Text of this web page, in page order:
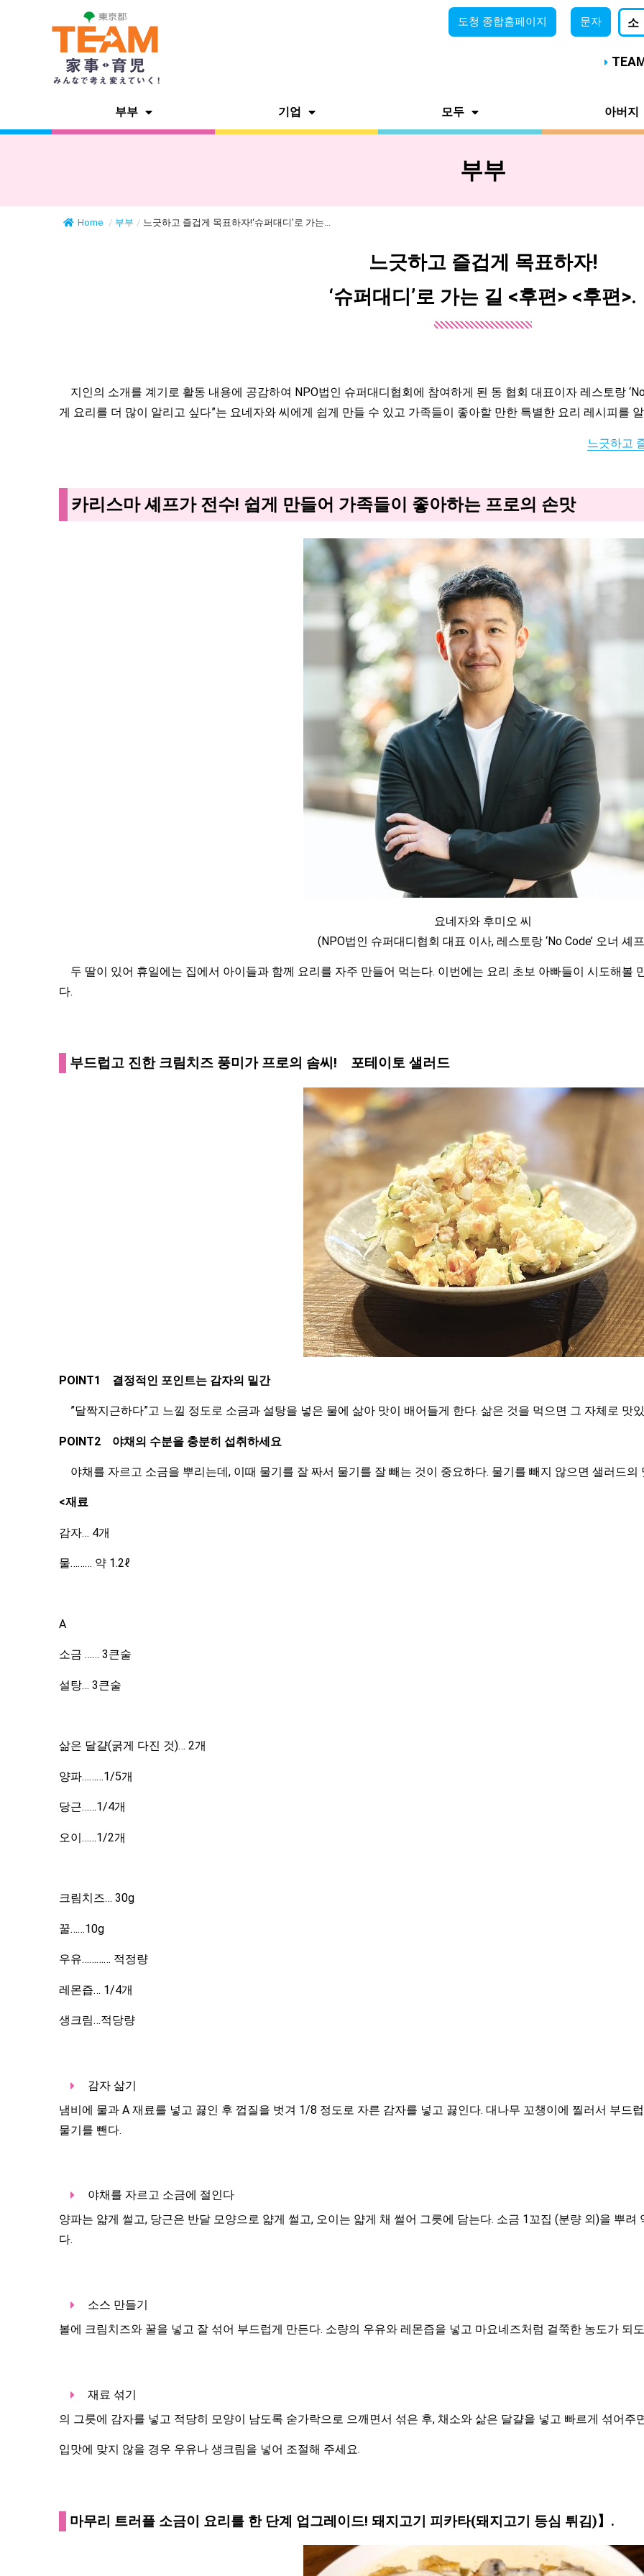
도청 종합홈페이지 문자 소
부부 기업 모두 아버지
부부
Home / 부부 / 느긋하고 즐겁게 목표하자!‘슈퍼대디’로 가는...
느긋하고 즐겁게 목표하자!
‘슈퍼대디’로 가는 길 <후편> <후편>.
지인의 소개를 계기로 활동 내용에 공감하여 NPO법인 슈퍼대디협회에 참여하게 된 동 협회 대표이자 레스토랑
게 요리를 더 많이 알리고 싶다”는 요네자와 씨에게 쉽게 만들 수 있고 가족들이 좋아할 만한 특별한 요리 레시피를
느긋하고
카리스마 셰프가 전수! 쉽게 만들어 가족들이 좋아하는 프로의 손맛
요네자와 후미오 씨
(NPO법인 슈퍼대디협회 대표 이사, 레스토랑 ‘No Code’ 오너 셰
두 딸이 있어 휴일에는 집에서 아이들과 함께 요리를 자주 만들어 먹는다. 이번에는 요리 초보 아빠들이 시도해볼
다.
부드럽고 진한 크림치즈 풍미가 프로의 솜씨! 포테이토 샐러드
POINT1 결정적인 포인트는 감자의 밑간
”달짝지근하다”고 느낄 정도로 소금과 설탕을 넣은 물에 삶아 맛이 배어들게 한다. 삶은 것을 먹으면 그 자체로 맛
POINT2 야채의 수분을 충분히 섭취하세요
야채를 자르고 소금을 뿌리는데, 이때 물기를 잘 짜서 물기를 잘 빼는 것이 중요하다. 물기를 빼지 않으면 샐러드의
<재료
감자… 4개
물……… 약 1.2ℓ
A
소금 …… 3큰술
설탕… 3큰술
삶은 달걀(굵게 다진 것)… 2개
양파………1/5개
당근……1/4개
오이……1/2개
크림치즈… 30g
꿀……10g
우유………… 적정량
레몬즙… 1/4개
생크림…적당량
감자 삶기
냄비에 물과 A 재료를 넣고 끓인 후 껍질을 벗겨 1/8 정도로 자른 감자를 넣고 끓인다. 대나무 꼬챙이에 찔러서 부드
물기를 뺀다.
야채를 자르고 소금에 절인다
양파는 얇게 썰고, 당근은 반달 모양으로 얇게 썰고, 오이는 얇게 채 썰어 그릇에 담는다. 소금 1꼬집 (분량 외)을 뿌려
다.
소스 만들기
볼에 크림치즈와 꿀을 넣고 잘 섞어 부드럽게 만든다. 소량의 우유와 레몬즙을 넣고 마요네즈처럼 걸쭉한 농도가 되
재료 섞기
의 그릇에 감자를 넣고 적당히 모양이 남도록 숟가락으로 으깨면서 섞은 후, 채소와 삶은 달걀을 넣고 빠르게 섞어주
입맛에 맞지 않을 경우 우유나 생크림을 넣어 조절해 주세요.
마무리 트러플 소금이 요리를 한 단계 업그레이드! 돼지고기 피카타(돼지고기 등심 튀김)】.